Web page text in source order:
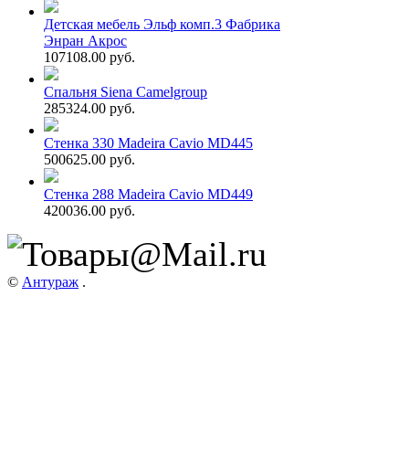
Детская мебель Эльф комп.3 Фабрика
Энран Акрос
107108.00 руб.
Спальня Siena Camelgroup
285324.00 руб.
Стенка 330 Madeira Cavio MD445
500625.00 руб.
Стенка 288 Madeira Cavio MD449
420036.00 руб.
© Антураж .